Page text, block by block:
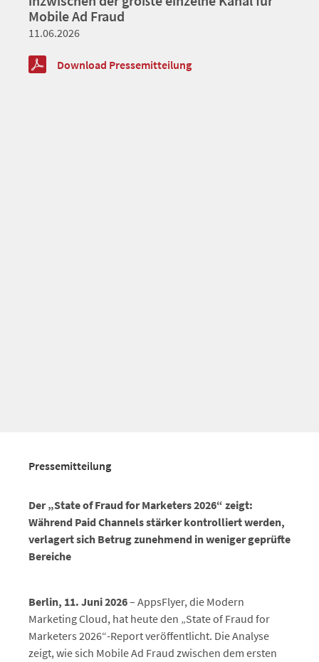
Mobile Ad Fraud
11.06.2026
Download Pressemitteilung
Pressemitteilung
Der „State of Fraud for Marketers 2026“ zeigt:
Während Paid Channels stärker kontrolliert werden,
verlagert sich Betrug zunehmend in weniger geprüfte
Bereiche
Berlin, 11. Juni 2026– AppsFlyer, die Modern
Marketing Cloud, hat heute den „State of Fraud for
Marketers 2026“-Report veröffentlicht. Die Analyse
zeigt, wie sich Mobile Ad Fraud zwischen dem ersten